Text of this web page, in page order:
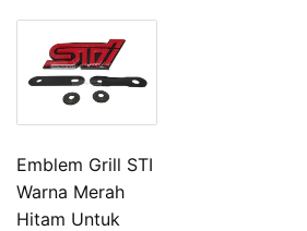
Emblem Grill STI
Warna Merah
Hitam Untuk